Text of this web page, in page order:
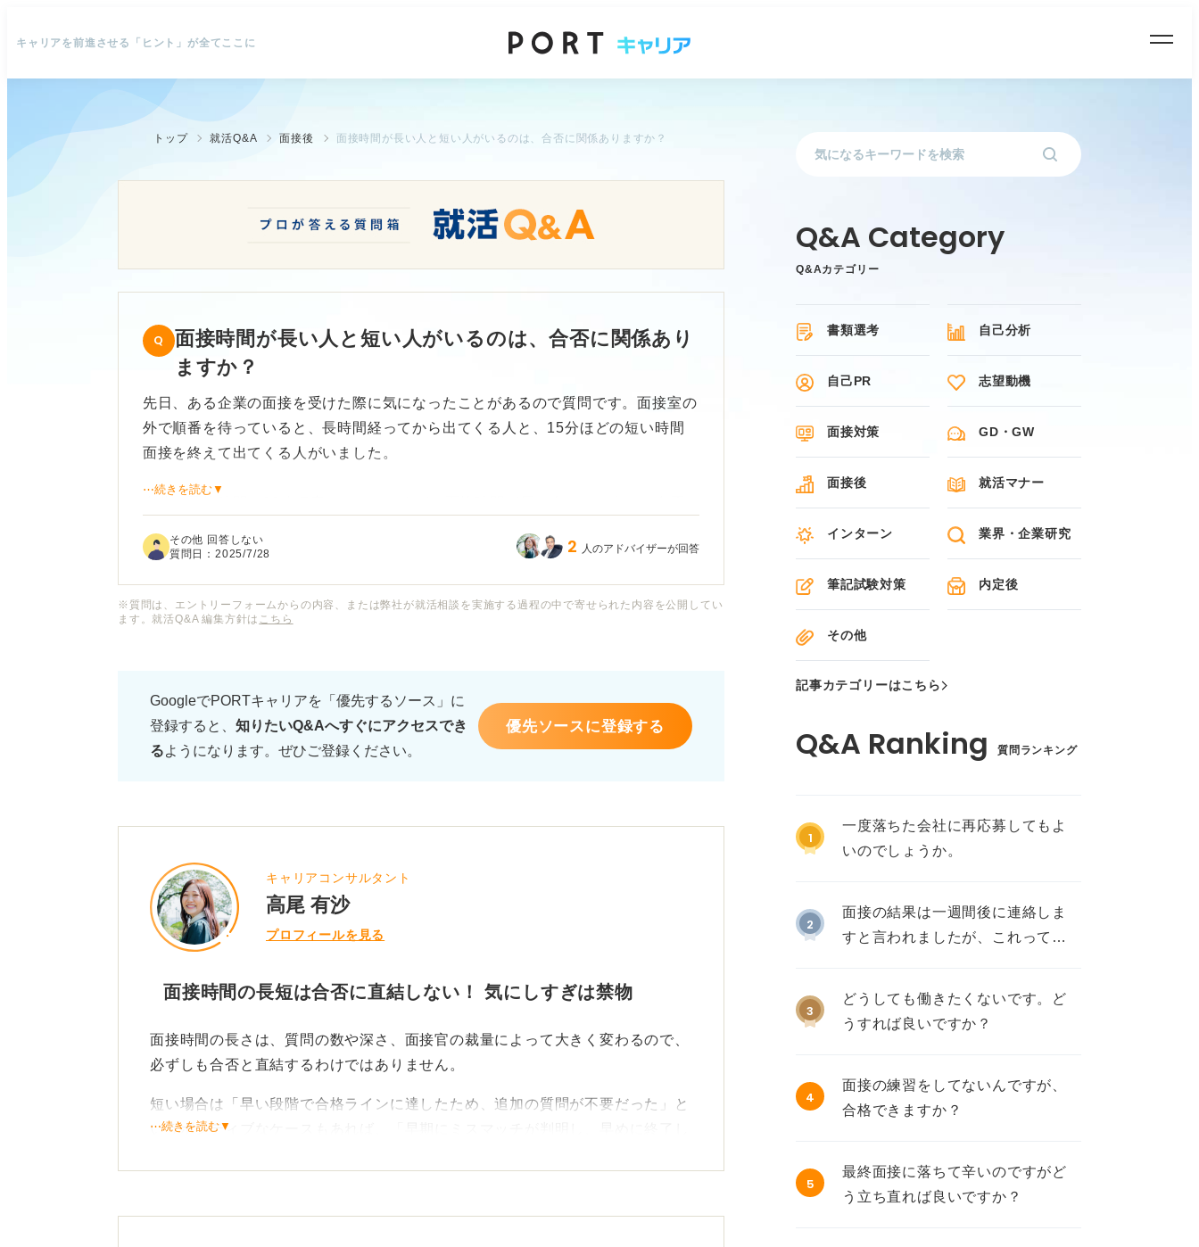
キャリアを前進させる「ヒント」が全てここに
トップ 就活Q&A 面接後 面接時間が長い人と短い人がいるのは、合否に関係ありますか？
面接時間が長い人と短い人がいるのは、合否に関係あり
ますか？
先日、ある企業の面接を受けた際に気になったことがあるので質問です。面接室の
外で順番を待っていると、長時間経ってから出てくる人と、15分ほどの短い時間
面接を終えて出てくる人がいました。
ことがどう選考に関係するのか、教えていただきたいです。
ちなみに今回のように、面接時間の長さを個々で変える企業は結構存在するのでし
ょうか？
⋯続きを読む▼
その他 回答しない
質問日：2025/7/28 2 人のアドバイザーが回答
※質問は、エントリーフォームからの内容、または弊社が就活相談を実施する過程の中で寄せられた内容を公開してい
ます。就活Q&A 編集方針は こちら
GoogleでPORTキャリアを「優先するソース」に
登録すると、 知りたいQ&Aへすぐにアクセスでき
るようになります。ぜひご登録ください。
優先ソースに登録する
キャリアコンサルタント
高尾 有沙
プロフィールを見る
面接時間の長短は合否に直結しない！ 気にしすぎは禁物
面接時間の長さは、質問の数や深さ、面接官の裁量によって大きく変わるので、
必ずしも合否と直結するわけではありません。
短い場合は「早い段階で合格ラインに達したため、追加の質問が不要だった」と
いうポジティブなケースもあれば、「早期にミスマッチが判明し、早めに終了し
断材料が足りず追加で深掘しているケースの両方があり得るでしょう。
⋯続きを読む▼
Q&Aカテゴリー
書類選考 自己分析
自己PR 志望動機
面接対策 GD・GW
面接後 就活マナー
インターン 業界・企業研究
筆記試験対策 内定後
その他
記事カテゴリーはこちら
質問ランキング
1
一度落ちた会社に再応募してもよ
いのでしょうか。
2
面接の結果は一週間後に連絡しま
すと言われましたが、これって不
3
どうしても働きたくないです。ど
うすれば良いですか？
4
面接の練習をしてないんですが、
合格できますか？
5
最終面接に落ちて辛いのですがど
う立ち直れば良いですか？